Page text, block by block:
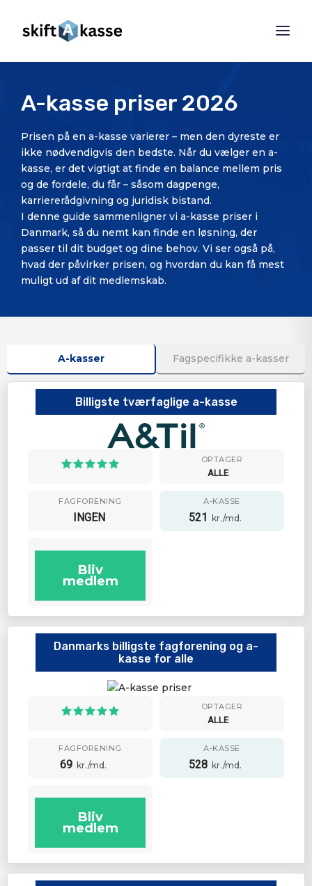
A-kasse priser 2026
Prisen på en a-kasse varierer – men den dyreste er
ikke nødvendigvis den bedste. Når du vælger en a-
kasse, er det vigtigt at finde en balance mellem pris
og de fordele, du får – såsom dagpenge,
karriererådgivning og juridisk bistand.
I denne guide sammenligner vi a-kasse priser i
Danmark, så du nemt kan finde en løsning, der
passer til dit budget og dine behov. Vi ser også på,
hvad der påvirker prisen, og hvordan du kan få mest
muligt ud af dit medlemskab.
A-kasser Fagspecifikke a-kasser
Billigste tværfaglige a-kasse
OPTAGER
ALLE
FAGFORENING
INGEN
A-KASSE
521 kr./md.
Bliv
medlem
Danmarks billigste fagforening og a-
kasse for alle
OPTAGER
ALLE
FAGFORENING
69 kr./md.
A-KASSE
528 kr./md.
Bliv
medlem